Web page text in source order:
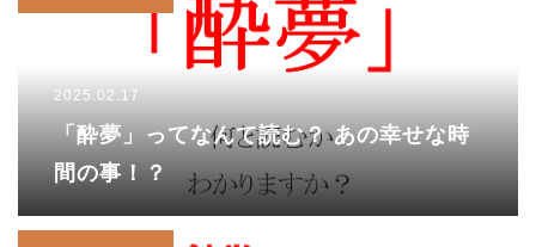
2025.02.17
「酔夢」ってなんて読む？ あの幸せな時
間の事！？